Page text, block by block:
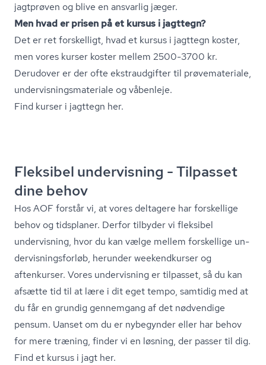
jagtprøven og blive en ansvarlig jæger.
Men hvad er prisen på et kursus i jagttegn?
Det er ret forskelligt, hvad et kursus i jagttegn koster,
men vores kurser koster mellem 2500-3700 kr.
Derudover er der ofte ekstraudgifter til prøvemateriale,
un­der­vis­nings­ma­te­ri­a­le og våbenleje.
Find kurser i jagttegn her.
Fleksibel undervisning - Tilpasset
dine behov
Hos AOF forstår vi, at vores deltagere har forskellige
behov og tidsplaner. Derfor tilbyder vi fleksibel
undervisning, hvor du kan vælge mellem forskellige un­
der­vis­nings­for­løb, herunder weekendkurser og
aftenkurser. Vores undervisning er tilpasset, så du kan
afsætte tid til at lære i dit eget tempo, samtidig med at
du får en grundig gennemgang af det nødvendige
pensum. Uanset om du er nybegynder eller har behov
for mere træning, finder vi en løsning, der passer til dig.
Find et kursus i jagt her.